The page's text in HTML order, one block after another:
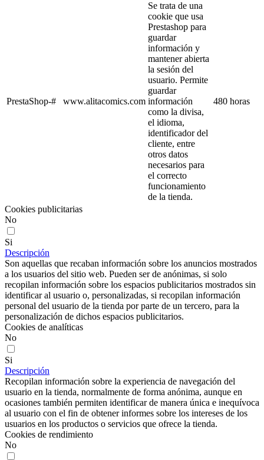
PrestaShop-# www.alitacomics.com
Se trata de una
cookie que usa
Prestashop para
guardar
información y
mantener abierta
la sesión del
usuario. Permite
guardar
información
como la divisa,
el idioma,
identificador del
cliente, entre
otros datos
necesarios para
el correcto
funcionamiento
de la tienda.
480 horas
Cookies publicitarias
No
Si
Descripción
Son aquellas que recaban información sobre los anuncios mostrados
a los usuarios del sitio web. Pueden ser de anónimas, si solo
recopilan información sobre los espacios publicitarios mostrados sin
identificar al usuario o, personalizadas, si recopilan información
personal del usuario de la tienda por parte de un tercero, para la
personalización de dichos espacios publicitarios.
Cookies de analíticas
No
Si
Descripción
Recopilan información sobre la experiencia de navegación del
usuario en la tienda, normalmente de forma anónima, aunque en
ocasiones también permiten identificar de manera única e inequívoca
al usuario con el fin de obtener informes sobre los intereses de los
usuarios en los productos o servicios que ofrece la tienda.
Cookies de rendimiento
No